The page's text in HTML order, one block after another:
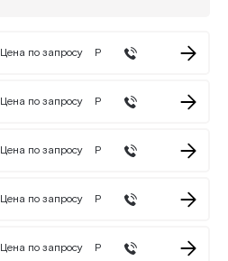
Цена по запросу Р
Цена по запросу Р
Цена по запросу Р
Цена по запросу Р
Цена по запросу Р